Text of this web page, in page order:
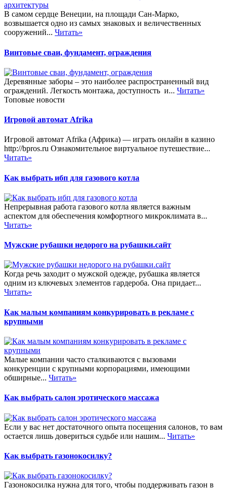
В самом сердце Венеции, на площади Сан-Марко,
возвышается одно из самых знаковых и величественных
сооружений... Читать»
Винтовые сваи, фундамент, ограждения
Деревянные заборы – это наиболее распространенный вид
ограждений. Легкость монтажа, доступность и... Читать»
Топовые новости
Игровой автомат Afrika
Игровой автомат Afrika (Африка) — играть онлайн в казино
http://bpros.ru Ознакомительное виртуальное путешествие...
Читать»
Как выбрать ибп для газового котла
Непрерывная работа газового котла является важным
аспектом для обеспечения комфортного микроклимата в...
Читать»
Мужские рубашки недорого на рубашки.сайт
Когда речь заходит о мужской одежде, рубашка является
одним из ключевых элементов гардероба. Она придает...
Читать»
Как малым компаниям конкурировать в рекламе с
крупными
Малые компании часто сталкиваются с вызовами
конкуренции с крупными корпорациями, имеющими
обширные... Читать»
Как выбрать салон эротического массажа
Если у вас нет достаточного опыта посещения салонов, то вам
остается лишь довериться судьбе или нашим... Читать»
Как выбрать газонокосилку?
Газонокосилка нужна для того, чтобы поддерживать газон в